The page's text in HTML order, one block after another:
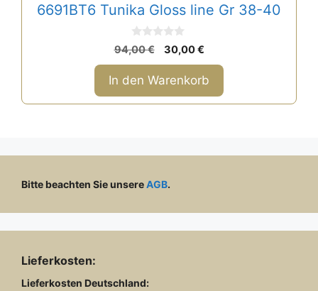
6691BT6 Tunika Gloss line Gr 38-40
0
v
o
n
5
94,00€
Ursprünglicher
Preis
war:
94,00 €
30,00€Aktueller
Preis
ist:
30,00 €.
In den Warenkorb
Bitte beachten Sie unsereAGB.
Lieferkosten:
Lieferkosten Deutschland: